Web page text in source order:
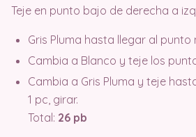
Teje en punto bajo de derecha a
Gris Pluma hasta llegar al punto
Cambia a Blanco y teje los
Cambia a Gris Pluma y teje
1 pc, girar.
Total: 26 pb